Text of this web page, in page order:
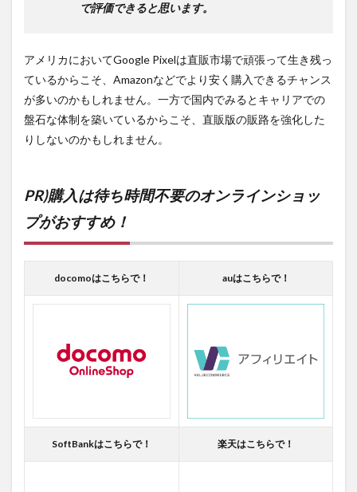
で評価できると思います。
アメリカにおいてGoogle Pixelは直販市場で頑張って生き残っ
ているからこそ、Amazonなどでより安く購入できるチャンス
が多いのかもしれません。一方で国内でみるとキャリアでの
盤石な体制を築いているからこそ、直販版の販路を強化した
りしないのかもしれません。
PR)購入は待ち時間不要のオンラインショッ
プがおすすめ！
docomoはこちらで！ auはこちらで！
SoftBankはこちらで！ 楽天はこちらで！